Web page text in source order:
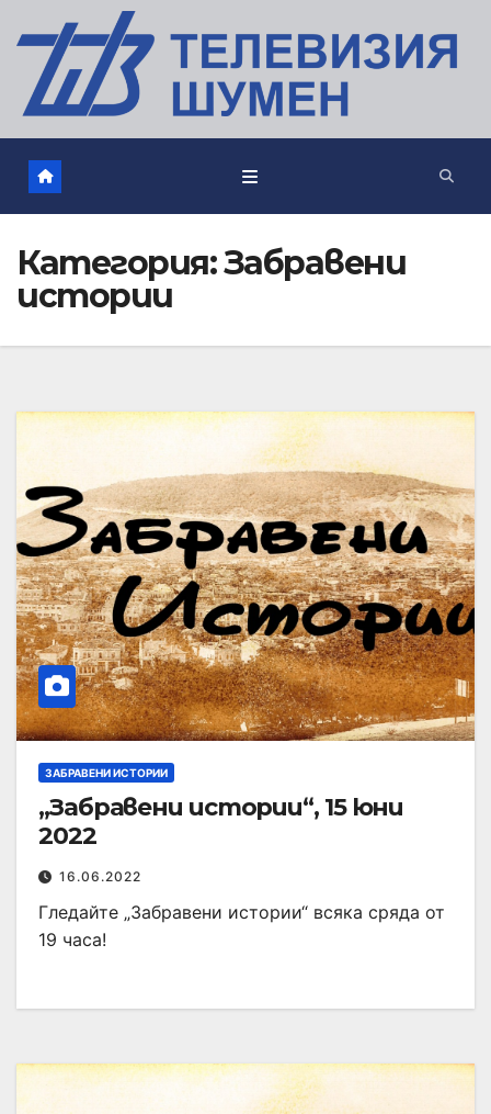
Категория:Забравени
истории
ЗАБРАВЕНИ ИСТОРИИ
„Забравени истории“, 15 юни
2022
16.06.2022
Гледайте „Забравени истории“ всяка сряда от
19 часа!